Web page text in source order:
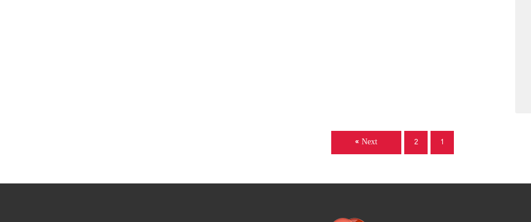
1
2
Next »